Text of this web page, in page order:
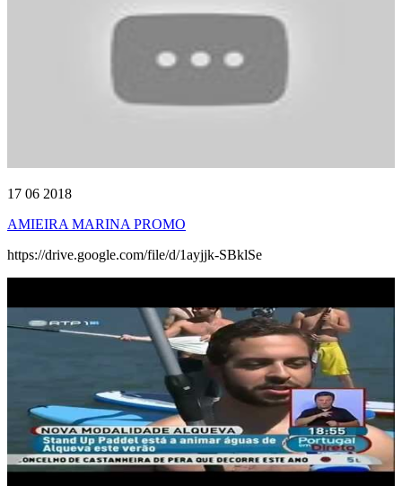
17 06 2018
AMIEIRA MARINA PROMO
https://drive.google.com/file/d/1ayjjk-SBklSe